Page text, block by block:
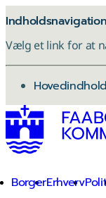
Indholdsnavigation
Vælg et link for at
gå til
Hovedindhold
BorgerErhverv